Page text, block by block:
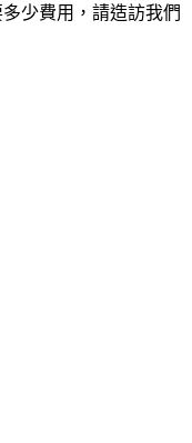
少費用，請造訪我們